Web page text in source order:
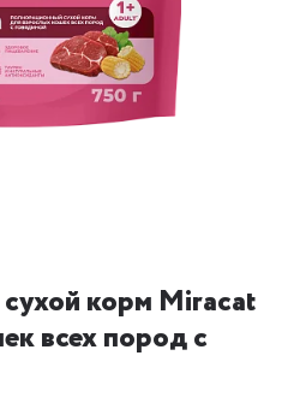
корм Miracat
всех пород с